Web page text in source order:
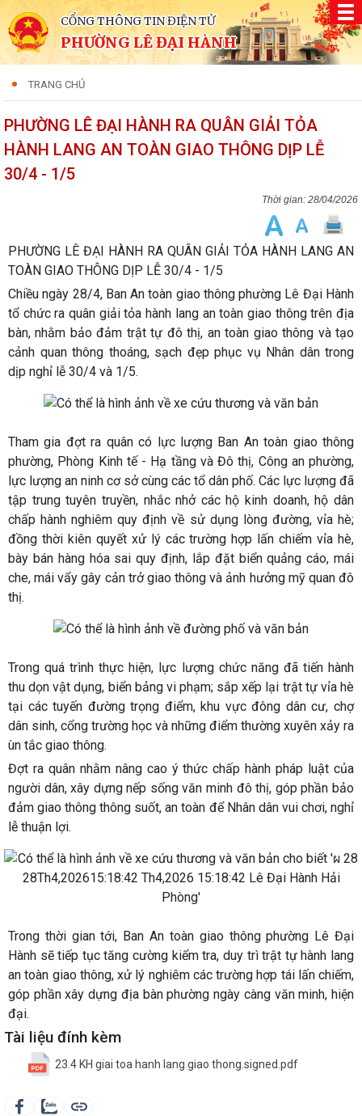
CỔNG THÔNG TIN ĐIỆN TỬ
PHƯỜNG LÊ ĐẠI HÀNH
TRANG CHỦ
PHƯỜNG LÊ ĐẠI HÀNH RA QUÂN GIẢI TỎA
HÀNH LANG AN TOÀN GIAO THÔNG DỊP LỄ
30/4 - 1/5
28/04/2026
PHƯỜNG LÊ ĐẠI HÀNH RA QUÂN GIẢI TỎA HÀNH LANG AN
TOÀN GIAO THÔNG DỊP LỄ 30/4 - 1/5
Chiều ngày 28/4, Ban An toàn giao thông phường Lê Đại Hành
tổ chức ra quân giải tỏa hành lang an toàn giao thông trên địa
bàn, nhằm bảo đảm trật tự đô thị, an toàn giao thông và tạo
cảnh quan thông thoáng, sạch đẹp phục vụ Nhân dân trong
dịp nghỉ lễ 30/4 và 1/5.
Tham gia đợt ra quân có lực lượng Ban An toàn giao thông
phường, Phòng Kinh tế - Hạ tầng và Đô thị, Công an phường,
lực lượng an ninh cơ sở cùng các tổ dân phố. Các lực lượng đã
tập trung tuyên truyền, nhắc nhở các hộ kinh doanh, hộ dân
chấp hành nghiêm quy định về sử dụng lòng đường, vỉa hè;
đồng thời kiên quyết xử lý các trường hợp lấn chiếm vỉa hè,
bày bán hàng hóa sai quy định, lắp đặt biển quảng cáo, mái
che, mái vẩy gây cản trở giao thông và ảnh hưởng mỹ quan đô
thị.
Trong quá trình thực hiện, lực lượng chức năng đã tiến hành
thu dọn vật dụng, biển bảng vi phạm; sắp xếp lại trật tự vỉa hè
tại các tuyến đường trọng điểm, khu vực đông dân cư, chợ
dân sinh, cổng trường học và những điểm thường xuyên xảy ra
ùn tắc giao thông.
Đợt ra quân nhằm nâng cao ý thức chấp hành pháp luật của
người dân, xây dựng nếp sống văn minh đô thị, góp phần bảo
đảm giao thông thông suốt, an toàn để Nhân dân vui chơi, nghỉ
lễ thuận lợi.
Trong thời gian tới, Ban An toàn giao thông phường Lê Đại
Hành sẽ tiếp tục tăng cường kiểm tra, duy trì trật tự hành lang
an toàn giao thông, xử lý nghiêm các trường hợp tái lấn chiếm,
góp phần xây dựng địa bàn phường ngày càng văn minh, hiện
đại.
Tài liệu đính kèm
23.4 KH giai toa hanh lang giao thong.signed.pdf